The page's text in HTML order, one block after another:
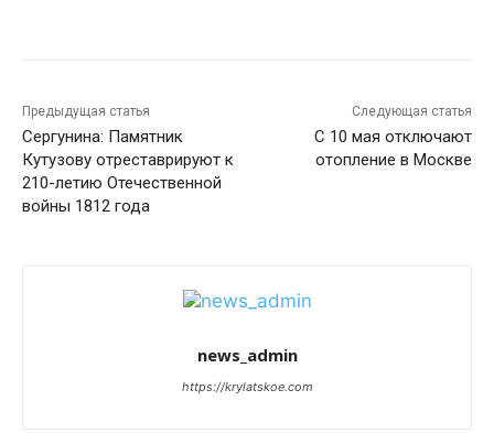
Предыдущая статья
Сергунина: Памятник
Кутузову отреставрируют к
210-летию Отечественной
войны 1812 года
Следующая статья
С 10 мая отключают
отопление в Москве
news_admin
https://krylatskoe.com